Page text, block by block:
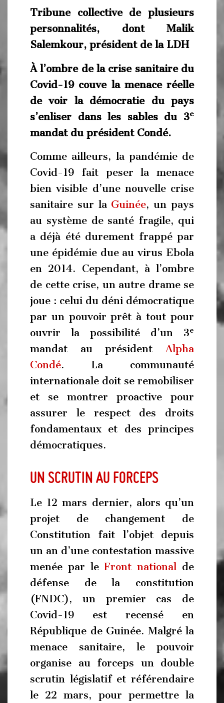
Tribune collective de plusieurs
personnalités, dont Malik
Salemkour, président de la LDH
À l’ombre de la crise sanitaire du
Covid-19 couve la menace réelle
de voir la démocratie du pays
s’enliser dans les sables du 3e
mandat du président Condé.
Comme ailleurs, la pandémie de
Covid-19 fait peser la menace
bien visible d’une nouvelle crise
sanitaire sur la Guinée, un pays
au système de santé fragile, qui
a déjà été durement frappé par
une épidémie due au virus Ebola
en 2014. Cependant, à l’ombre
de cette crise, un autre drame se
joue : celui du déni démocratique
par un pouvoir prêt à tout pour
ouvrir la possibilité d’un 3e
mandat au président Alpha
Condé. La communauté
internationale doit se remobiliser
et se montrer proactive pour
assurer le respect des droits
fondamentaux et des principes
démocratiques.
Un scrutin au forceps
Le 12 mars dernier, alors qu’un
projet de changement de
Constitution fait l’objet depuis
un an d’une contestation massive
menée par leFront national de
défense de la constitution
(FNDC), un premier cas de
Covid-19 est recensé en
République de Guinée. Malgré la
menace sanitaire, le pouvoir
organise au forceps un double
scrutin législatif et référendaire
le 22 mars, pour permettre la